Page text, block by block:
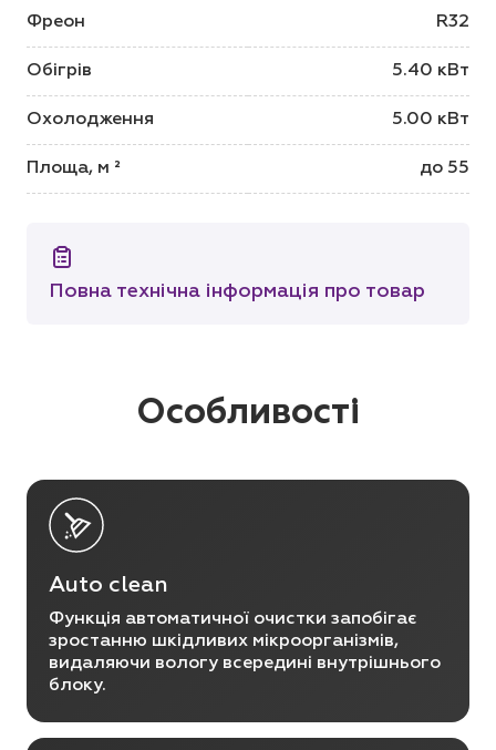
Фреон R32
Обігрів 5.40 кВт
Охолодження 5.00 кВт
Площа, м ² до 55
Повна технічна інформація про товар
Особливості
Auto clean
Функція автоматичної очистки запобігає
зростанню шкідливих мікроорганізмів,
видаляючи вологу всередині внутрішнього
блоку.